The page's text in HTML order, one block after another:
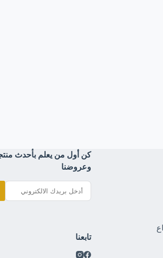
كن أول من يعلم بأحدث
وعروضنا
تابعنا